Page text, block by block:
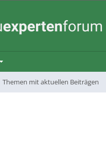
Themen mit aktuellen Beiträgen